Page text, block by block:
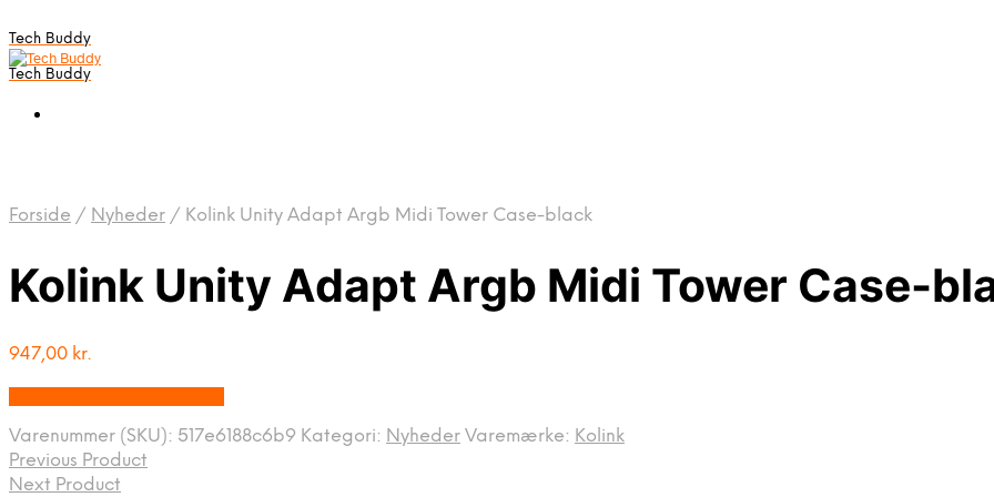
Tech Buddy
Tech Buddy
Forside / Nyheder / Kolink Unity Adapt Argb Midi Tower Case-black
Kolink Unity Adapt Argb Midi Tower Case-
947,00 kr.
Varenummer (SKU): 517e6188c6b9 Kategori: Nyheder Varemærke: Kolink
Previous Product
Next Product